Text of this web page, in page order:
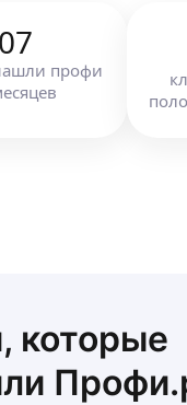
профи
которые